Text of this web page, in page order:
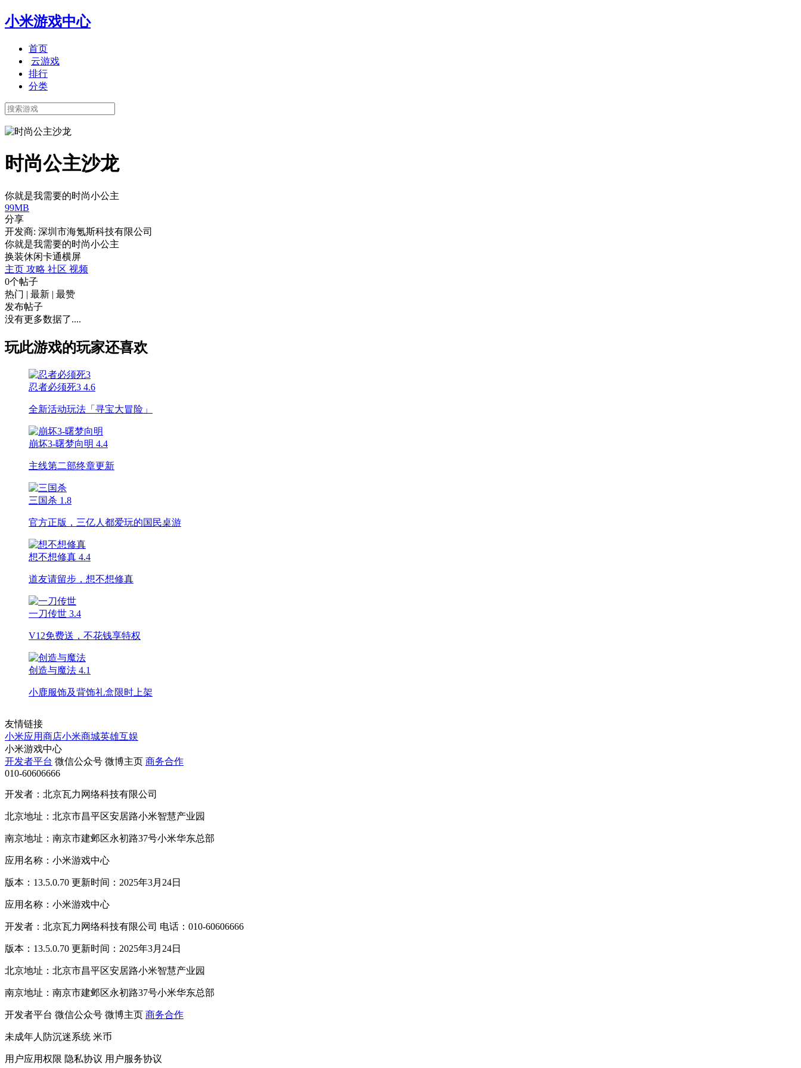
小米游戏中心
首页
云游戏
排行
分类
时尚公主沙龙
你就是我需要的时尚小公主
99MB
分享
开发商: 深圳市海氪斯科技有限公司
你就是我需要的时尚小公主
换装休闲卡通横屏
主页 攻略 社区 视频
0个帖子
热门 | 最新 | 最赞
发布帖子
没有更多数据了....
玩此游戏的玩家还喜欢
忍者必须死3 4.6
全新活动玩法「寻宝大冒险」
崩坏3-曙梦向明 4.4
主线第二部终章更新
三国杀 1.8
官方正版，三亿人都爱玩的国民桌游
想不想修真 4.4
道友请留步，想不想修真
一刀传世 3.4
V12免费送，不花钱享特权
创造与魔法 4.1
小鹿服饰及背饰礼盒限时上架
友情链接
小米应用商店小米商城英雄互娱
小米游戏中心
开发者平台 微信公众号 微博主页 商务合作
010-60606666
开发者：北京瓦力网络科技有限公司
北京地址：北京市昌平区安居路小米智慧产业园
南京地址：南京市建邺区永初路37号小米华东总部
应用名称：小米游戏中心
版本：13.5.0.70 更新时间：2025年3月24日
应用名称：小米游戏中心
开发者：北京瓦力网络科技有限公司 电话：010-60606666
版本：13.5.0.70 更新时间：2025年3月24日
北京地址：北京市昌平区安居路小米智慧产业园
南京地址：南京市建邺区永初路37号小米华东总部
开发者平台 微信公众号 微博主页 商务合作
未成年人防沉迷系统 米币
用户应用权限 隐私协议 用户服务协议